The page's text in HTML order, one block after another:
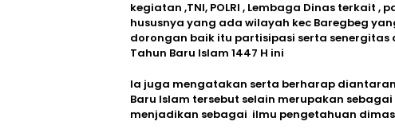
kegiatan ,TNI, POLRI , Lembaga Dinas terkait
hususnya yang ada wilayah kec Baregbeg
dorongan baik itu partisipasi serta
Tahun Baru Islam 1447 H ini
Ia juga mengatakan serta berharap
Baru Islam tersebut selain merupakan
menjadikan sebagai ilmu pengetahuan